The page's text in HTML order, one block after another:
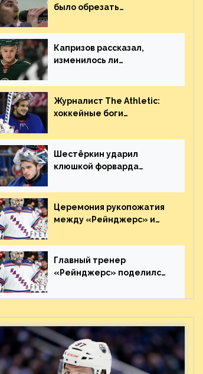
было обрезать
Деанджело? Плохая
работа, ESPN
Капризов рассказал,
изменилось ли
из-за ситуации на
Украине
Журналист The Athletic:
хоккейные боги
стабильно великолепную
игру
Шестёркин ударил
клюшкой форварда
игравшего на пятаке.
Видео
Церемония рукопожатия
между «Рейнджерс» и
матча плей-офф. Видео
Главный тренер
«Рейнджерс» поделился
предстоящего финала